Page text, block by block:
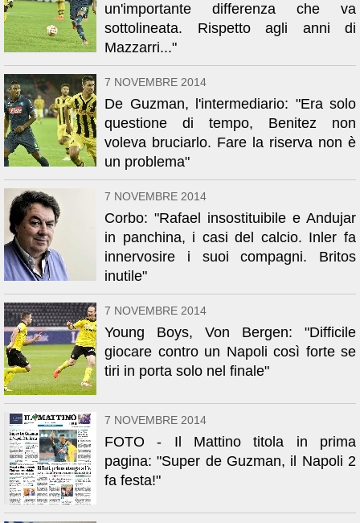
un'importante differenza che va
sottolineata. Rispetto agli anni di
Mazzarri..."
7 NOVEMBRE 2014
De Guzman, l'intermediario: "Era solo
questione di tempo, Benitez non
voleva bruciarlo. Fare la riserva non è
un problema"
7 NOVEMBRE 2014
Corbo: "Rafael insostituibile e Andujar
in panchina, i casi del calcio. Inler fa
innervosire i suoi compagni. Britos
inutile"
7 NOVEMBRE 2014
Young Boys, Von Bergen: "Difficile
giocare contro un Napoli così forte se
tiri in porta solo nel finale"
7 NOVEMBRE 2014
FOTO - Il Mattino titola in prima
pagina: "Super de Guzman, il Napoli 2
fa festa!"